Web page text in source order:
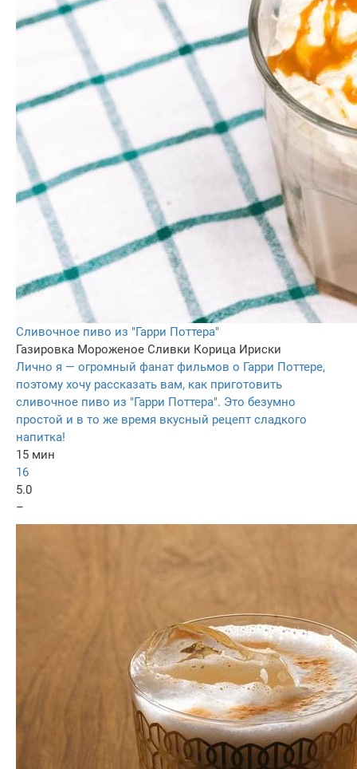
Сливочное пиво из "Гарри Поттера"
Газировка Мороженое Сливки Корица Ириски
Лично я — огромный фанат фильмов о Гарри Поттере,
поэтому хочу рассказать вам, как приготовить
сливочное пиво из "Гарри Поттера". Это безумно
простой и в то же время вкусный рецепт сладкого
напитка!
15 мин
16
5.0
–